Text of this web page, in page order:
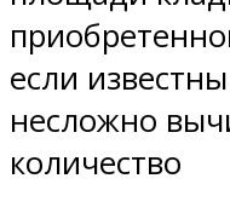
если
несложно
количество